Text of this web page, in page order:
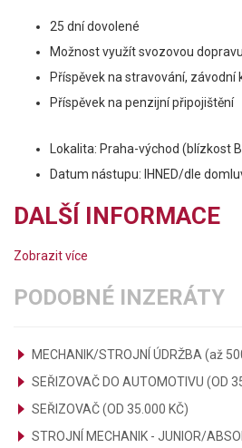
25 dní dovolené
Možnost využít svozovou dopravu
Příspěvek na stravování, závodní
Příspěvek na penzijní připojištění
Lokalita: Praha-východ (blízkost
Datum nástupu: IHNED/dle
DALŠÍ INFORMACE
Zobrazit více
PODOBNÉ INZERÁTY
MECHANIK/STROJNÍ ÚDRŽBA (až
SEŘIZOVAČ DO AUTOMOTIVU (OD
SEŘIZOVAČ (OD 35.000 KČ)
STROJNÍ MECHANIK - JUNIOR/